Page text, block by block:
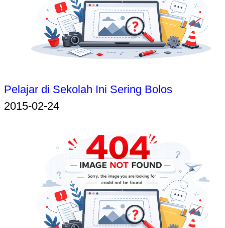
Pelajar di Sekolah Ini Sering Bolos
2015-02-24